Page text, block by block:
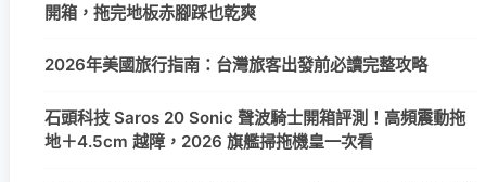
開箱，拖完地板赤腳踩也乾爽
2026年美國旅行指南：台灣旅客出發前必讀完整攻略
石頭科技 Saros 20 Sonic 聲波騎士開箱評測！高頻震動拖
地＋4.5cm 越障，2026 旗艦掃拖機皇一次看